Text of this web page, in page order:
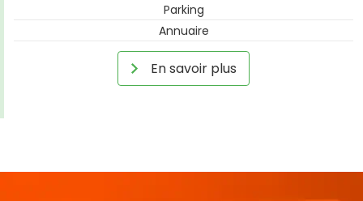
Parking
Annuaire
En savoir plus